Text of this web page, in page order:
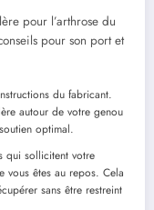
pour l’arthrose du
pour son port et
du fabricant.
autour de votre genou
optimal.
qui sollicitent votre
vous êtes au repos. Cela
sans être restreint